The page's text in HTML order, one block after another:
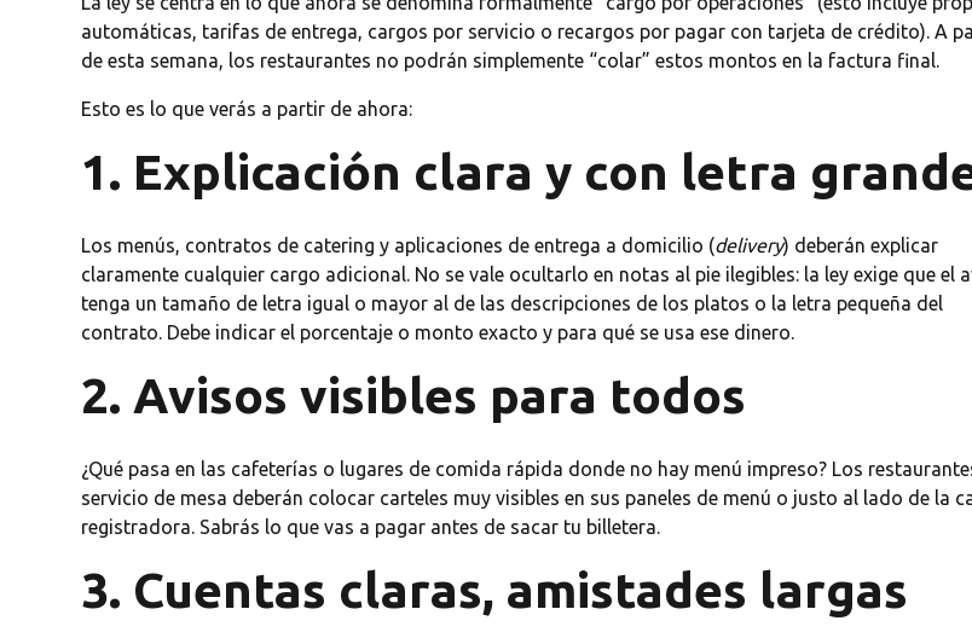
automáticas, tarifas de entrega, cargos por servicio o recargos por pagar con tarjeta de crédito). A
de esta semana, los restaurantes no podrán simplemente “colar” estos montos en la factura final.
Esto es lo que verás a partir de ahora:
1. Explicación clara y con letra
Los menús, contratos de catering y aplicaciones de entrega a domicilio (delivery) deberán explicar
claramente cualquier cargo adicional. No se vale ocultarlo en notas al pie ilegibles: la ley exige que el
tenga un tamaño de letra igual o mayor al de las descripciones de los platos o la letra pequeña del
contrato. Debe indicar el porcentaje o monto exacto y para qué se usa ese dinero.
2. Avisos visibles para todos
¿Qué pasa en las cafeterías o lugares de comida rápida donde no hay menú impreso? Los
servicio de mesa deberán colocar carteles muy visibles en sus paneles de menú o justo al lado de la
registradora. Sabrás lo que vas a pagar antes de sacar tu billetera.
3. Cuentas claras, amistades largas